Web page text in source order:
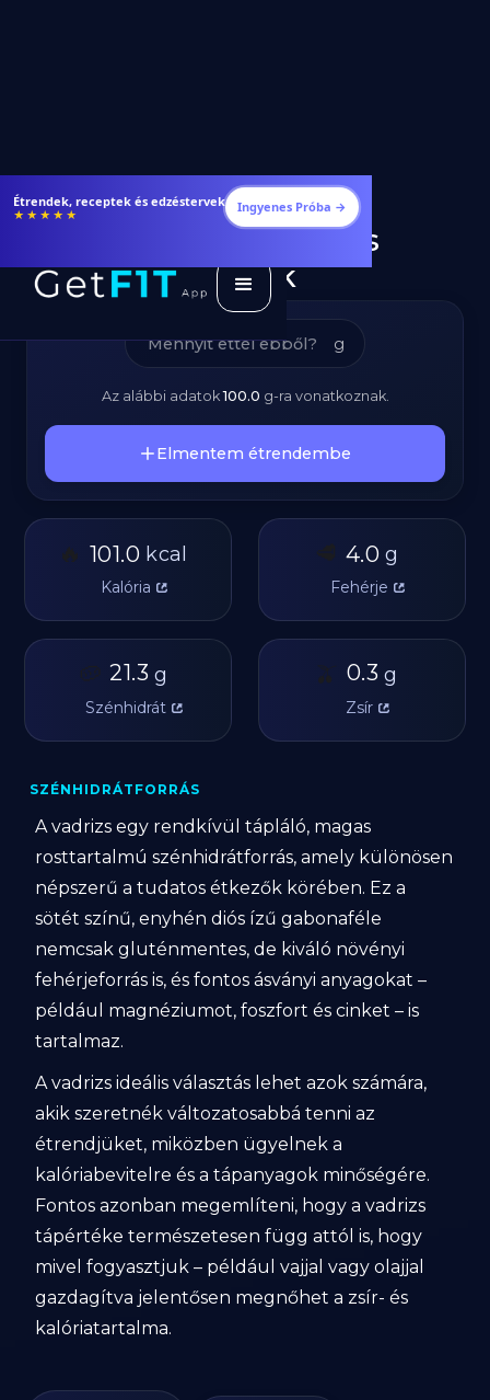
Étrendek, receptek és edzéstervek
★★★★★ Ingyenes Próba →
Vadrizs –
Kalóriatartalom és
Tápanyagok
g
Az alábbi adatok100.0 g-ra vonatkoznak.
Elmentem étrendembe
🔥 101.0 kcal
Kalória
🥩 4.0 g
Fehérje
🥔 21.3 g
Szénhidrát
🫒 0.3 g
Zsír
SZÉNHIDRÁTFORRÁS
A vadrizs egy rendkívül tápláló, magas
rosttartalmú szénhidrátforrás, amely különösen
népszerű a tudatos étkezők körében. Ez a
sötét színű, enyhén diós ízű gabonaféle
nemcsak gluténmentes, de kiváló növényi
fehérjeforrás is, és fontos ásványi anyagokat –
például magnéziumot, foszfort és cinket – is
tartalmaz.
A vadrizs ideális választás lehet azok számára,
akik szeretnék változatosabbá tenni az
étrendjüket, miközben ügyelnek a
kalóriabevitelre és a tápanyagok minőségére.
Fontos azonban megemlíteni, hogy a vadrizs
tápértéke természetesen függ attól is, hogy
mivel fogyasztjuk – például vajjal vagy olajjal
gazdagítva jelentősen megnőhet a zsír- és
kalóriatartalma.